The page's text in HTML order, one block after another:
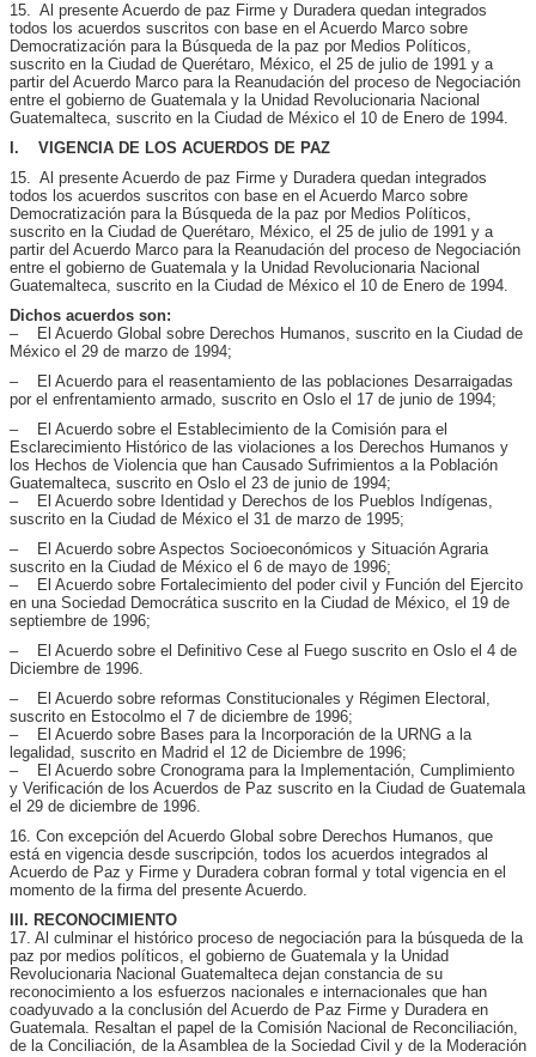
15. Al presente Acuerdo de paz Firme y Duradera quedan integrados
todos los acuerdos suscritos con base en el Acuerdo Marco sobre
Democratización para la Búsqueda de la paz por Medios Políticos,
suscrito en la Ciudad de Querétaro, México, el 25 de julio de 1991 y a
partir del Acuerdo Marco para la Reanudación del proceso de Negociación
entre el gobierno de Guatemala y la Unidad Revolucionaria Nacional
Guatemalteca, suscrito en la Ciudad de México el 10 de Enero de 1994.
I. VIGENCIA DE LOS ACUERDOS DE PAZ
15. Al presente Acuerdo de paz Firme y Duradera quedan integrados
todos los acuerdos suscritos con base en el Acuerdo Marco sobre
Democratización para la Búsqueda de la paz por Medios Políticos,
suscrito en la Ciudad de Querétaro, México, el 25 de julio de 1991 y a
partir del Acuerdo Marco para la Reanudación del proceso de Negociación
entre el gobierno de Guatemala y la Unidad Revolucionaria Nacional
Guatemalteca, suscrito en la Ciudad de México el 10 de Enero de 1994.
Dichos acuerdos son:
– El Acuerdo Global sobre Derechos Humanos, suscrito en la Ciudad de
México el 29 de marzo de 1994;
– El Acuerdo para el reasentamiento de las poblaciones Desarraigadas
por el enfrentamiento armado, suscrito en Oslo el 17 de junio de 1994;
– El Acuerdo sobre el Establecimiento de la Comisión para el
Esclarecimiento Histórico de las violaciones a los Derechos Humanos y
los Hechos de Violencia que han Causado Sufrimientos a la Población
Guatemalteca, suscrito en Oslo el 23 de junio de 1994;
– El Acuerdo sobre Identidad y Derechos de los Pueblos Indígenas,
suscrito en la Ciudad de México el 31 de marzo de 1995;
– El Acuerdo sobre Aspectos Socioeconómicos y Situación Agraria
suscrito en la Ciudad de México el 6 de mayo de 1996;
– El Acuerdo sobre Fortalecimiento del poder civil y Función del Ejercito
en una Sociedad Democrática suscrito en la Ciudad de México, el 19 de
septiembre de 1996;
– El Acuerdo sobre el Definitivo Cese al Fuego suscrito en Oslo el 4 de
Diciembre de 1996.
– El Acuerdo sobre reformas Constitucionales y Régimen Electoral,
suscrito en Estocolmo el 7 de diciembre de 1996;
– El Acuerdo sobre Bases para la Incorporación de la URNG a la
legalidad, suscrito en Madrid el 12 de Diciembre de 1996;
– El Acuerdo sobre Cronograma para la Implementación, Cumplimiento
y Verificación de los Acuerdos de Paz suscrito en la Ciudad de Guatemala
el 29 de diciembre de 1996.
16. Con excepción del Acuerdo Global sobre Derechos Humanos, que
está en vigencia desde suscripción, todos los acuerdos integrados al
Acuerdo de Paz y Firme y Duradera cobran formal y total vigencia en el
momento de la firma del presente Acuerdo.
III. RECONOCIMIENTO
17. Al culminar el histórico proceso de negociación para la búsqueda de la
paz por medios políticos, el gobierno de Guatemala y la Unidad
Revolucionaria Nacional Guatemalteca dejan constancia de su
reconocimiento a los esfuerzos nacionales e internacionales que han
coadyuvado a la conclusión del Acuerdo de Paz Firme y Duradera en
Guatemala. Resaltan el papel de la Comisión Nacional de Reconciliación,
de la Conciliación, de la Asamblea de la Sociedad Civil y de la Moderación